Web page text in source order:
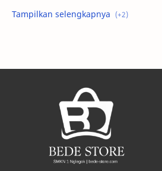
Pot Sabut Kelapa